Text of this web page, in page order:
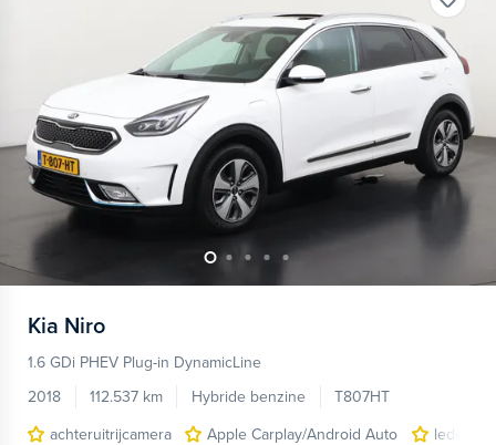
Kia Niro
1.6 GDi PHEV Plug-in DynamicLine
2018
112.537 km Hybride benzine
T807HT
achteruitrijcamera
Apple Carplay/Android Auto